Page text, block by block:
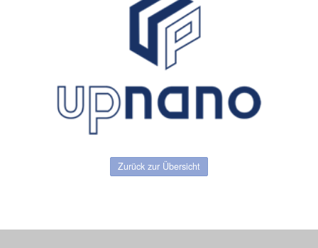
Zurück zur Übersicht